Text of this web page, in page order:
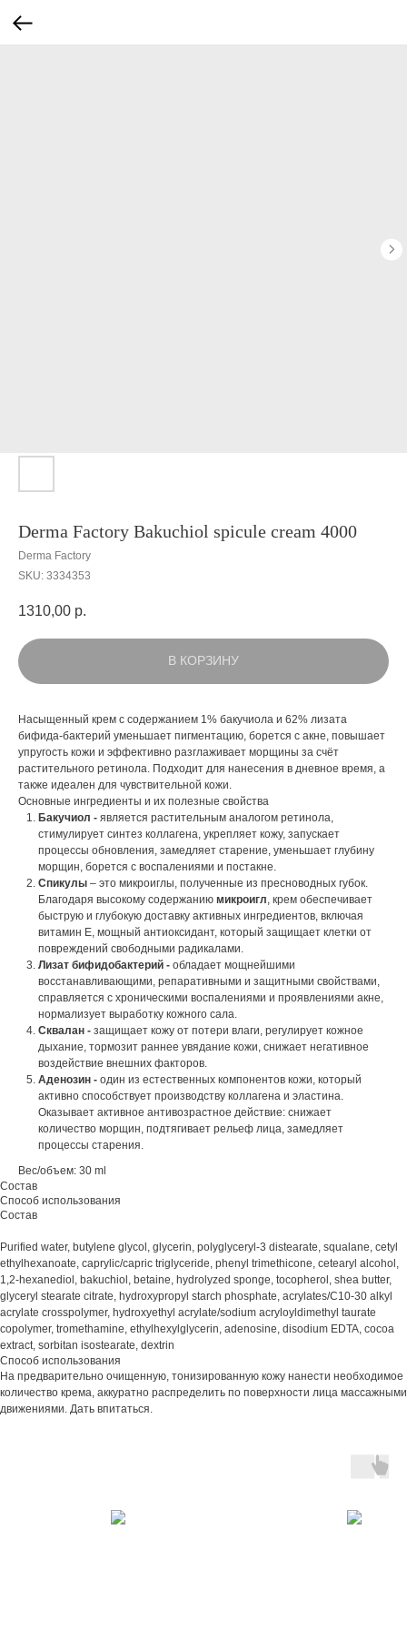
Derma Factory Bakuchiol spicule cream 4000
Derma Factory
SKU: 3334353
1310,00 р.
В КОРЗИНУ
Насыщенный крем с содержанием 1% бакучиола и 62% лизата
бифида-бактерий уменьшает пигментацию, борется с акне, повышает
упругость кожи и эффективно разглаживает морщины за счёт
растительного ретинола. Подходит для нанесения в дневное время, а
также идеален для чувствительной кожи.
Основные ингредиенты и их полезные свойства
Бакучиол - является растительным аналогом ретинола,
стимулирует синтез коллагена, укрепляет кожу, запускает
процессы обновления, замедляет старение, уменьшает глубину
морщин, борется с воспалениями и постакне.
Спикулы – это микроиглы, полученные из пресноводных губок.
Благодаря высокому содержанию микроигл , крем обеспечивает
быструю и глубокую доставку активных ингредиентов, включая
витамин Е, мощный антиоксидант, который защищает клетки от
повреждений свободными радикалами.
Лизат бифидобактерий - обладает мощнейшими
восстанавливающими, репаративными и защитными свойствами,
справляется с хроническими воспалениями и проявлениями акне,
нормализует выработку кожного сала.
Сквалан - защищает кожу от потери влаги, регулирует кожное
дыхание, тормозит раннее увядание кожи, снижает негативное
воздействие внешних факторов.
Аденозин - один из естественных компонентов кожи, который
активно способствует производству коллагена и эластина.
Оказывает активное антивозрастное действие: снижает
количество морщин, подтягивает рельеф лица, замедляет
процессы старения.
Вес/объем: 30 ml
Состав
Способ использования
Состав
Purified water, butylene glycol, glycerin, polyglyceryl-3 distearate, squalane, cetyl
ethylhexanoate, caprylic/capric triglyceride, phenyl trimethicone, cetearyl alcohol,
1,2-hexanediol, bakuchiol, betaine, hydrolyzed sponge, tocopherol, shea butter,
glyceryl stearate citrate, hydroxypropyl starch phosphate, acrylates/C10-30 alkyl
acrylate crosspolymer, hydroxyethyl acrylate/sodium acryloyldimethyl taurate
copolymer, tromethamine, ethylhexylglycerin, adenosine, disodium EDTA, cocoa
extract, sorbitan isostearate, dextrin
Способ использования
На предварительно очищенную, тонизированную кожу нанести необходимое
количество крема, аккуратно распределить по поверхности лица массажными
движениями. Дать впитаться.